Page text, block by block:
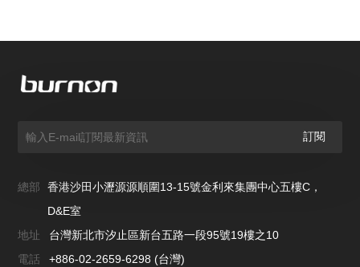
總部
香港沙田小瀝源源順圍13-15號金利來集團中心五樓C，
D&E室
地址
台灣新北市汐止區新台五路一段95號19樓之10
電話
+886-02-2659-6298 (台灣)